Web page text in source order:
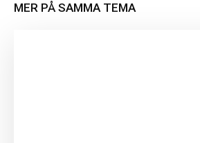
MER PÅ SAMMA TEMA